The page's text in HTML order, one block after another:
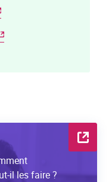
il les faire ?